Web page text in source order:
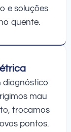
e soluções
quente.
diagnóstico
mau
trocamos
pontos.